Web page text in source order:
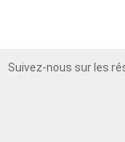
Suivez-nous sur les